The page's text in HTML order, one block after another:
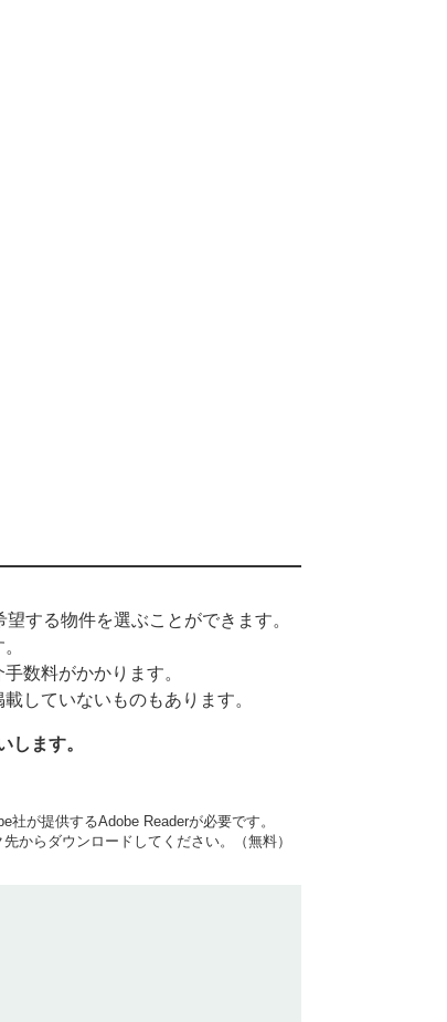
する物件を選ぶことができます。
数料がかかります。
していないものもあります。
ます。
が提供するAdobe Readerが必要です。
からダウンロードしてください。（無料）